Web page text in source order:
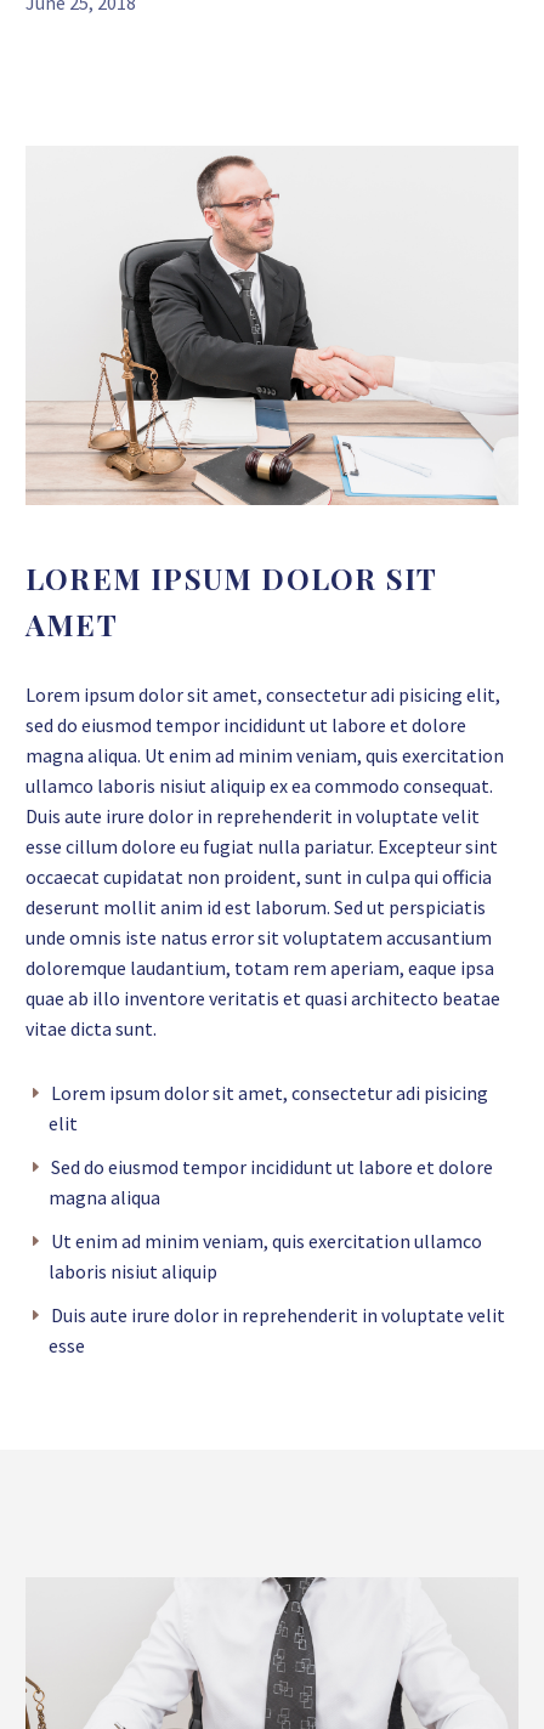
LOREM IPSUM DOLOR SIT
AMET
Lorem ipsum dolor sit amet, consectetur adi pisicing elit,
sed do eiusmod tempor incididunt ut labore et dolore
magna aliqua. Ut enim ad minim veniam, quis exercitation
ullamco laboris nisiut aliquip ex ea commodo consequat.
Duis aute irure dolor in reprehenderit in voluptate velit
esse cillum dolore eu fugiat nulla pariatur. Excepteur sint
occaecat cupidatat non proident, sunt in culpa qui officia
deserunt mollit anim id est laborum. Sed ut perspiciatis
unde omnis iste natus error sit voluptatem accusantium
doloremque laudantium, totam rem aperiam, eaque ipsa
quae ab illo inventore veritatis et quasi architecto beatae
vitae dicta sunt.
Lorem ipsum dolor sit amet, consectetur adi pisicing
elit
Sed do eiusmod tempor incididunt ut labore et dolore
magna aliqua
Ut enim ad minim veniam, quis exercitation ullamco
laboris nisiut aliquip
Duis aute irure dolor in reprehenderit in voluptate velit
esse